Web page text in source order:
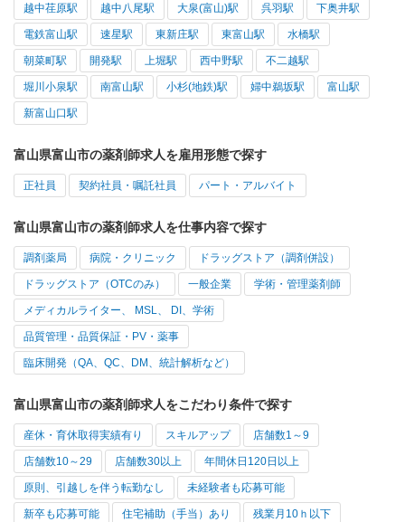
越中荏原駅 越中八尾駅 大泉(富山)駅 呉羽駅 下奥井駅
電鉄富山駅 速星駅 東新庄駅 東富山駅 水橋駅
朝菜町駅 開発駅 上堀駅 西中野駅 不二越駅
堀川小泉駅 南富山駅 小杉(地鉄)駅 婦中鵜坂駅 富山駅
新富山口駅
富山県富山市の薬剤師求人を雇用形態で探す
正社員 契約社員・嘱託社員 パート・アルバイト
富山県富山市の薬剤師求人を仕事内容で探す
調剤薬局 病院・クリニック ドラッグストア（調剤併設）
ドラッグストア（OTCのみ） 一般企業 学術・管理薬剤師
メディカルライター、 MSL、 DI、学術
品質管理・品質保証・PV・薬事
臨床開発（QA、QC、DM、統計解析など）
富山県富山市の薬剤師求人をこだわり条件で探す
産休・育休取得実績有り スキルアップ 店舗数1～9
店舗数10～29 店舗数30以上 年間休日120日以上
原則、引越しを伴う転勤なし 未経験者も応募可能
新卒も応募可能 住宅補助（手当）あり 残業月10ｈ以下